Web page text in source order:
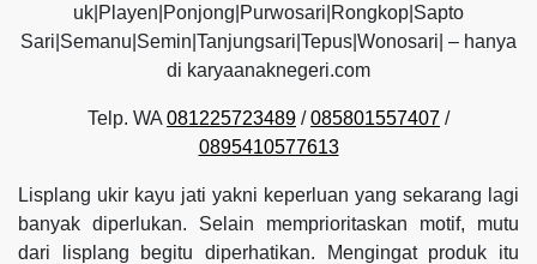
uk|Playen|Ponjong|Purwosari|Rongkop|Sapto
Sari|Semanu|Semin|Tanjungsari|Tepus|Wonosari| – hanya
di karyaanaknegeri.com
Telp. WA 081225723489 /085801557407 /
0895410577613
Lisplang ukir kayu jati yakni keperluan yang sekarang lagi
banyak diperlukan. Selain memprioritaskan motif, mutu
dari lisplang begitu diperhatikan. Mengingat produk itu